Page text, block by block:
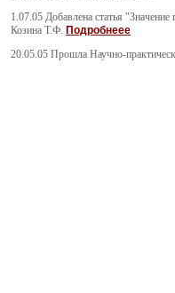
1.07.05 Добавлена статья
Козина Т.Ф. Подробнеее
20.05.05 Прошла Научно-